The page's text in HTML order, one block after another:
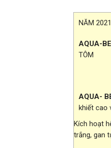
NĂM
AQUA-
TÔM
AQUA-
khiết cao
Kích hoạt
trắng, gan